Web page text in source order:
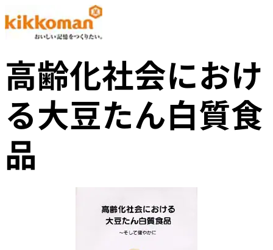
高齢化社会におけ
る大豆たん白質食
品